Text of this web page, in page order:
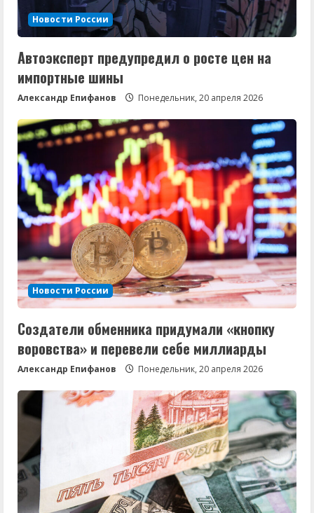
Новости России
Автоэксперт предупредил о росте цен на
импортные шины
Александр Епифанов Понедельник, 20 апреля 2026
Новости России
Создатели обменника придумали «кнопку
воровства» и перевели себе миллиарды
Александр Епифанов Понедельник, 20 апреля 2026